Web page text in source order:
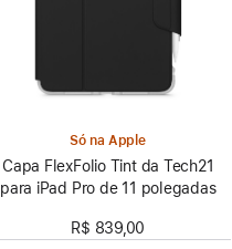
Só na Apple
Capa FlexFolio Tint da Tech21
para iPad Pro de 11 polegadas
R$ 839,00